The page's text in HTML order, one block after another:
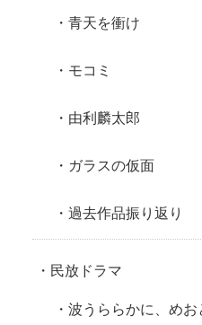
青天を衝け
モコミ
由利麟太郎
ガラスの仮面
過去作品振り返り
民放ドラマ
波うららかに、めお